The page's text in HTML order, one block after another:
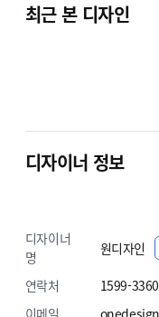
최근 본 디자인
디자이너 정보
디자이너
명
원디자인
연락처
1599-3360